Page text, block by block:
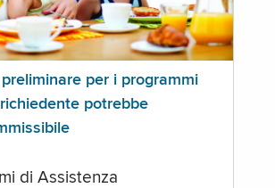
per i programmi
potrebbe
di Assistenza